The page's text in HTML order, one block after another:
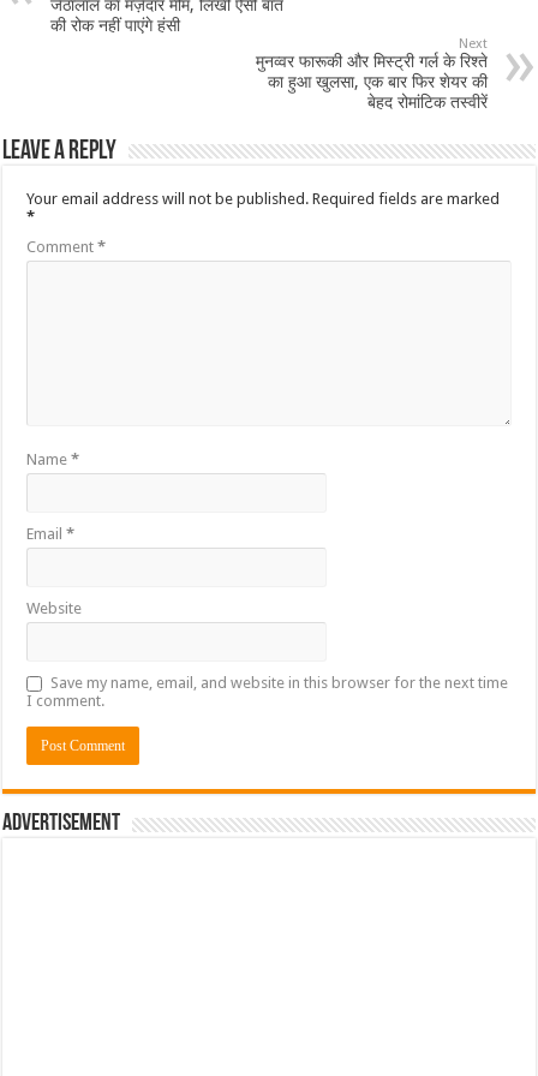
जेठालाल का मज़ेदार मीम, लिखी ऐसी बात
की रोक नहीं पाएंगे हंसी
Next
मुनव्वर फारूकी और मिस्ट्री गर्ल के रिश्ते
का हुआ खुलसा, एक बार फिर शेयर की
बेहद रोमांटिक तस्वीरें
Leave a Reply
Your email address will not be published. Required fields are marked
*
Comment*
Name*
Email*
Website
Save my name, email, and website in this browser for the next time
I comment.
Advertisement